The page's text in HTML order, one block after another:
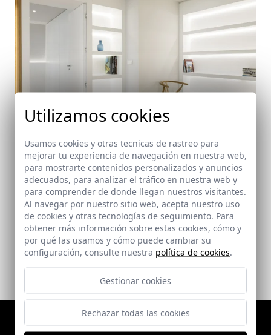
Reforma de una vivienda en calle Ganivet
(Granada)
Granada
Utilizamos cookies
Usamos cookies y otras tecnicas de rastreo para
mejorar tu experiencia de navegación en nuestra web,
para mostrarte contenidos personalizados y anuncios
adecuados, para analizar el tráfico en nuestra web y
para comprender de donde llegan nuestros visitantes.
Al navegar por nuestro sitio web, acepta nuestro uso
de cookies y otras tecnologías de seguimiento. Para
obtener más información sobre estas cookies, cómo y
por qué las usamos y cómo puede cambiar su
configuración, consulte nuestra política de cookies.
Gestionar cookies
Rechazar todas las cookies